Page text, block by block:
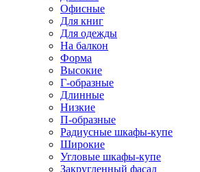
Офисные
Для книг
Для одежды
На балкон
Форма
Высокие
Г-образные
Длинные
Низкие
П-образные
Радиусные шкафы-купе
Широкие
Угловые шкафы-купе
Закругленный фасад